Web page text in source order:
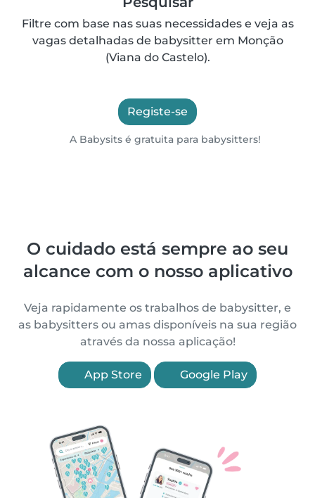
Filtre com base nas suas necessidades e veja as
vagas detalhadas de babysitter em Monção
(Viana do Castelo).
Registe-se
A Babysits é gratuita para babysitters!
O cuidado está sempre ao seu
alcance com o nosso aplicativo
Veja rapidamente os trabalhos de babysitter, e
as babysitters ou amas disponíveis na sua região
através da nossa aplicação!
App Store Google Play